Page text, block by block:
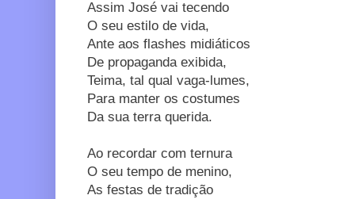
Assim José vai tecendo
O seu estilo de vida,
Ante aos flashes midiáticos
De propaganda exibida,
Teima, tal qual vaga-lumes,
Para manter os costumes
Da sua terra querida.
Ao recordar com ternura
O seu tempo de menino,
As festas de tradição